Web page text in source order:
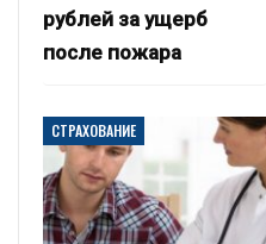
рублей за ущерб
после пожара
СТРАХОВАНИЕ